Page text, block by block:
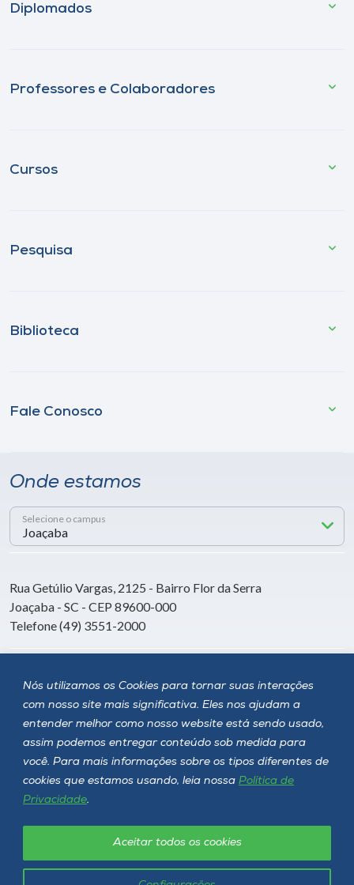
Nós utilizamos os Cookies para tornar suas interações
com nosso site mais significativa. Eles nos ajudam a
entender melhor como nosso website está sendo usado,
assim podemos entregar conteúdo sob medida para
você. Para mais informações sobre os tipos diferentes de
cookies que estamos usando, leia nossa Política de
Privacidade.
Aceitar todos os cookies
Diplomados
Professores e Colaboradores
Cursos
Pesquisa
Biblioteca
Fale Conosco
Onde estamos
Selecione o campus
Rua Getúlio Vargas, 2125 - Bairro Flor da Serra
Joaçaba - SC - CEP 89600-000
Telefone (49) 3551-2000
Siga a Unoesc
Política de privacidade LGPD